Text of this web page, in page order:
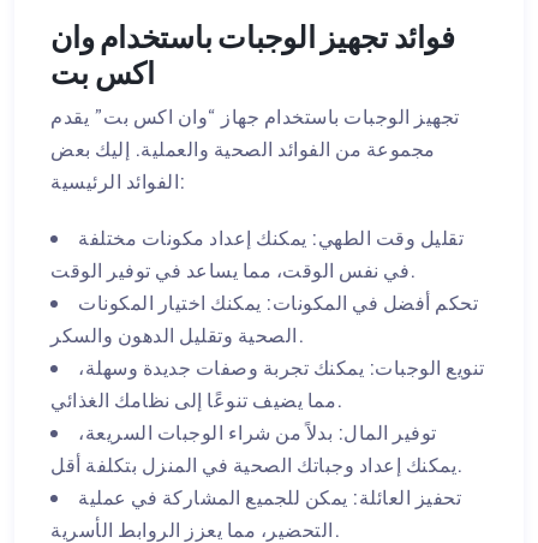
فوائد تجهيز الوجبات باستخدام وان
اكس بت
تجهيز الوجبات باستخدام جهاز “وان اكس بت” يقدم
مجموعة من الفوائد الصحية والعملية. إليك بعض
الفوائد الرئيسية:
تقليل وقت الطهي: يمكنك إعداد مكونات مختلفة
في نفس الوقت، مما يساعد في توفير الوقت.
تحكم أفضل في المكونات: يمكنك اختيار المكونات
الصحية وتقليل الدهون والسكر.
تنويع الوجبات: يمكنك تجربة وصفات جديدة وسهلة،
مما يضيف تنوعًا إلى نظامك الغذائي.
توفير المال: بدلاً من شراء الوجبات السريعة،
يمكنك إعداد وجباتك الصحية في المنزل بتكلفة أقل.
تحفيز العائلة: يمكن للجميع المشاركة في عملية
التحضير، مما يعزز الروابط الأسرية.